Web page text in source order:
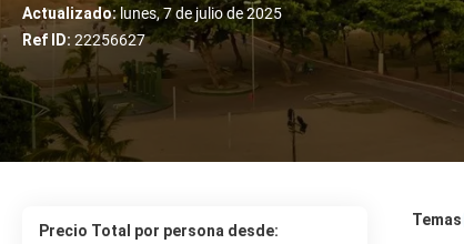
Actualizado: lunes, 7 de julio de 2025
Ref ID: 22256627
Temas
Precio Total por persona desde: